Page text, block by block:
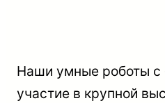
Наши умные роботы с
участие в крупной